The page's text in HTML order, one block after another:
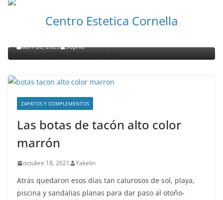
Centro Estetica Cornella
abril 28, 2023 Sophia
ZAPATOS Y COMPLEMENTOS
Las botas de tacón alto color
marrón
octubre 18, 2021 Yakelin
Atrás quedaron esos días tan calurosos de sol, playa,
piscina y sandalias planas para dar paso al otoño-